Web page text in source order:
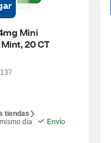
Mini
20 CT
137
tiendas
día
Envío